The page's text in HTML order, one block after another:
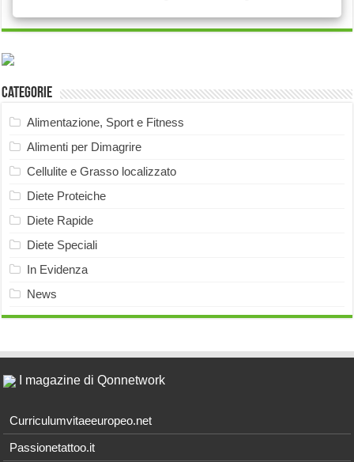
Categorie
Alimentazione, Sport e Fitness
Alimenti per Dimagrire
Cellulite e Grasso localizzato
Diete Proteiche
Diete Rapide
Diete Speciali
In Evidenza
News
I magazine di Qonnetwork
Curriculumvitaeeuropeo.net
Passionetattoo.it